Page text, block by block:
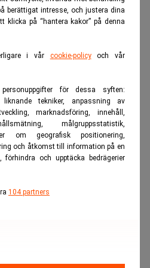
berättigat intresse, och justera dina
på “hantera kakor” på denna
i vår cookie-policyoch vår
för dessa syften:
tekniker, anpassning av
marknadsföring, innehåll,
målgruppsstatistik,
om geografisk positionering,
och åtkomst till information på en
förhindra och upptäcka bedrägerier
104 partners
kan involvera medborgarna i
i ledningsrummen, utan att
faktiskt befinner sig i
skolorna bättre, vården
finns mycket erfarenhet och
sjukvården, inom
tillvara dem.
är proffs på sina egna liv
det är denna insikt som
in.
långbord
kompetens borde i högre